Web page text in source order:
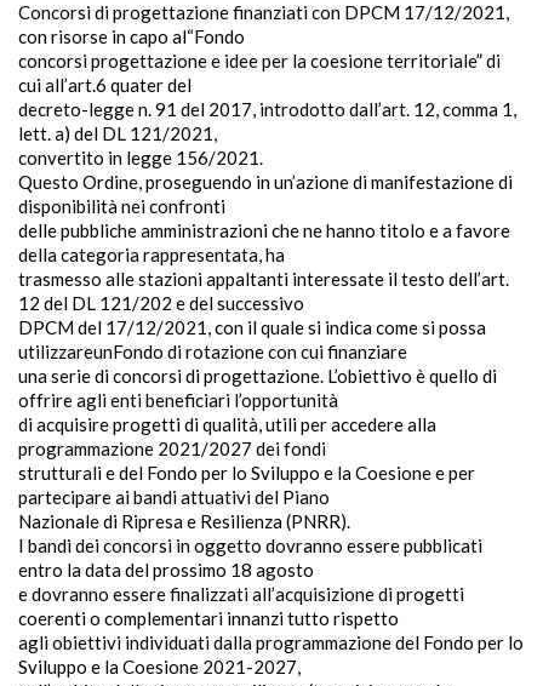
Concorsi di progettazione finanziati con DPCM 17/12/2021,
con risorse in capo al“Fondo
concorsi progettazione e idee per la coesione territoriale” di
cui all’art.6 quater del
decreto-legge n. 91 del 2017, introdotto dall’art. 12, comma 1,
lett. a) del DL 121/2021,
convertito in legge 156/2021.
Questo Ordine, proseguendo in un’azione di manifestazione di
disponibilità nei confronti
delle pubbliche amministrazioni che ne hanno titolo e a favore
della categoria rappresentata, ha
trasmesso alle stazioni appaltanti interessate il testo dell’art.
12 del DL 121/202 e del successivo
DPCM del 17/12/2021, con il quale si indica come si possa
utilizzareunFondo di rotazione con cui finanziare
una serie di concorsi di progettazione. L’obiettivo è quello di
offrire agli enti beneficiari l’opportunità
di acquisire progetti di qualità, utili per accedere alla
programmazione 2021/2027 dei fondi
strutturali e del Fondo per lo Sviluppo e la Coesione e per
partecipare ai bandi attuativi del Piano
Nazionale di Ripresa e Resilienza (PNRR).
I bandi dei concorsi in oggetto dovranno essere pubblicati
entro la data del prossimo 18 agosto
e dovranno essere finalizzati all’acquisizione di progetti
coerenti o complementari innanzi tutto rispetto
agli obiettivi individuati dalla programmazione del Fondo per lo
Sviluppo e la Coesione 2021-2027,